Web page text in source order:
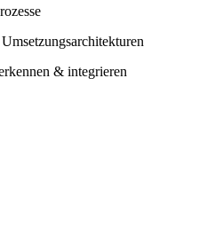
& integrieren